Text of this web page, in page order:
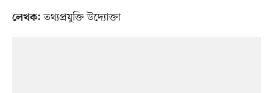
লেখক: তথ্যপ্রযুক্তি উদ্যোক্তা